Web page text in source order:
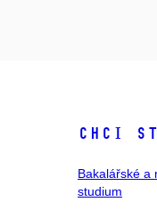
Chci
Bakalářské a
studium